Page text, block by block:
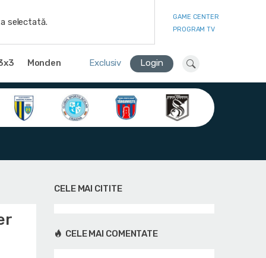
selectată.
GAME CENTER
PROGRAM TV
Monden Exclusiv Login
CELE MAI CITITE
CELE MAI COMENTATE